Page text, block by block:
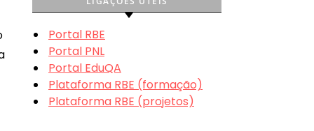
Portal RBE
Portal PNL
Portal EduQA
Plataforma RBE (formação)
Plataforma RBE (projetos)